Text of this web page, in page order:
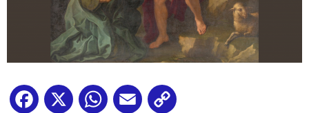
Facebook
X WhatsApp
Email